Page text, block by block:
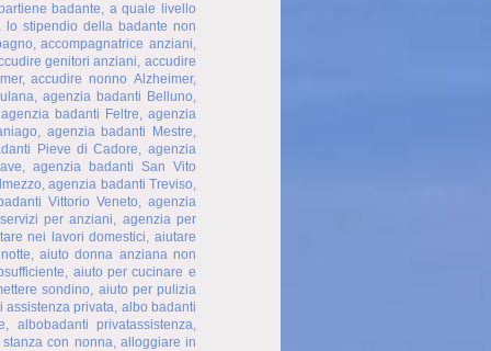
badante, a quale livello
stipendio della badante non
accompagnatrice anziani,
genitori anziani, accudire
accudire nonno Alzheimer,
agenzia badanti Belluno,
badanti Feltre, agenzia
agenzia badanti Mestre,
Pieve di Cadore, agenzia
agenzia badanti San Vito
agenzia badanti Treviso,
Vittorio Veneto, agenzia
per anziani, agenzia per
nei lavori domestici, aiutare
aiuto donna anziana non
aiuto per cucinare e
sondino, aiuto per pulizia
privata, albo badanti
albobadanti privatassistenza,
con nonna, alloggiare in